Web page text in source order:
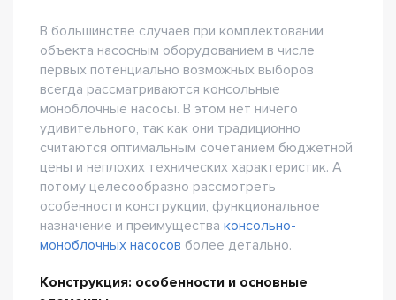
В большинстве случаев при комплектовании
объекта насосным оборудованием в числе
первых потенциально возможных выборов
всегда рассматриваются консольные
моноблочные насосы. В этом нет ничего
удивительного, так как они традиционно
считаются оптимальным сочетанием бюджетной
цены и неплохих технических характеристик. А
потому целесообразно рассмотреть
особенности конструкции, функциональное
назначение и преимущества консольно-
моноблочных насосов более детально.
Конструкция: особенности и основные